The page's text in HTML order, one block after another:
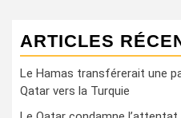
ARTICLES
Le Hamas transférerait une
Qatar vers la Turquie